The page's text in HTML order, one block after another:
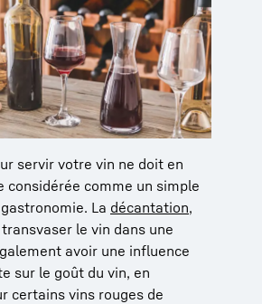
servir votre vin ne doit en
considérée comme un simple
La décantation,
le vin dans une
avoir une influence
sur le goût du vin, en
certains vins rouges de